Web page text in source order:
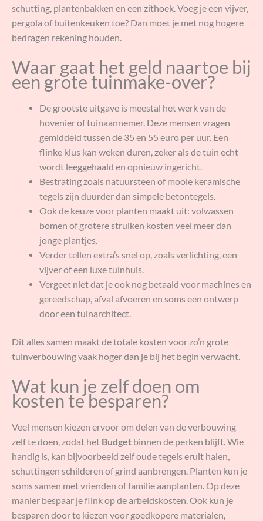
schutting, plantenbakken en een zithoek. Voeg je een vijver,
pergola of buitenkeuken toe? Dan moet je met nog hogere
bedragen rekening houden.
Waar gaat het geld naartoe bij
een grote tuinmake-over?
De grootste uitgave is meestal het werk van de
hovenier of tuinaannemer. Deze mensen vragen
gemiddeld tussen de 35 en 55 euro per uur. Een
flinke klus kan weken duren, zeker als de tuin echt
wordt leeggehaald en opnieuw ingericht.
Bestrating zoals natuursteen of mooie keramische
tegels zijn duurder dan simpele betontegels.
Ook de keuze voor planten maakt uit: volwassen
bomen of grotere struiken kosten veel meer dan
jonge plantjes.
Verder tellen extra’s snel op, zoals verlichting, een
vijver of een luxe tuinhuis.
Vergeet niet dat je ook nog betaald voor machines en
gereedschap, afval afvoeren en soms een ontwerp
door een tuinarchitect.
Dit alles samen maakt de totale kosten voor zo’n grote
tuinverbouwing vaak hoger dan je bij het begin verwacht.
Wat kun je zelf doen om
kosten te besparen?
Veel mensen kiezen ervoor om delen van de verbouwing
zelf te doen, zodat het Budget binnen de perken blijft. Wie
handig is, kan bijvoorbeeld zelf oude tegels eruit halen,
schuttingen schilderen of grind aanbrengen. Planten kun je
soms samen met vrienden of familie aanplanten. Op deze
manier bespaar je flink op de arbeidskosten. Ook kun je
besparen door te kiezen voor goedkopere materialen,